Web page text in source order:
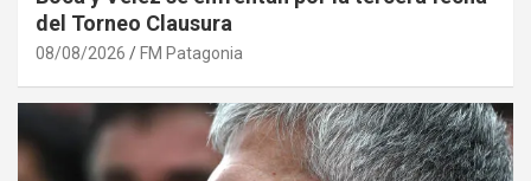
del Torneo Clausura
08/08/2026 FM Patagonia